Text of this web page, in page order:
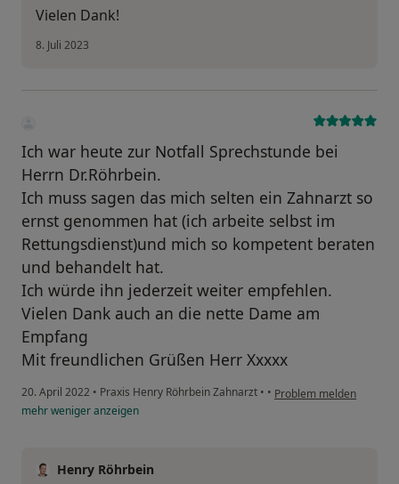
Vielen Dank!
8. Juli 2023
Ich war heute zur Notfall Sprechstunde bei
Herrn Dr.Röhrbein.
Ich muss sagen das mich selten ein Zahnarzt so
ernst genommen hat (ich arbeite selbst im
Rettungsdienst)und mich so kompetent beraten
und behandelt hat.
Ich würde ihn jederzeit weiter empfehlen.
Vielen Dank auch an die nette Dame am
Empfang
Mit freundlichen Grüßen Herr Xxxxx
20. April 2022 • Praxis Henry Röhrbein Zahnarzt • • Problem melden
mehrwenigeranzeigen
Henry Röhrbein